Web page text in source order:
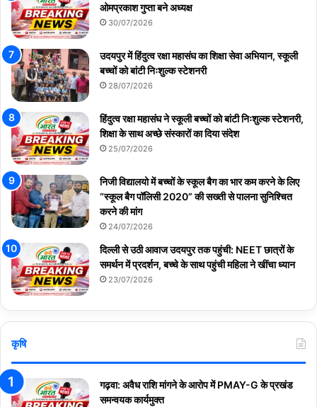
ओमप्रकाश गुप्ता बने अध्यक्ष
30/07/2026
उदयपुर में हिंदुत्व रक्षा महासंघ का शिक्षा सेवा अभियान, स्कूली
बच्चों को बांटी निःशुल्क स्टेशनरी
28/07/2026
हिंदुत्व रक्षा महासंघ ने स्कूली बच्चों को बांटी निःशुल्क स्टेशनरी,
शिक्षा के साथ अच्छे संस्कारों का दिया संदेश
25/07/2026
निजी विद्यालयो में बच्चों के स्कूल बैग का भार कम करने के लिए
“स्कूल बैग पॉलिसी 2020” की सख्ती से पालना सुनिश्चित
करने की मांग
24/07/2026
दिल्ली से उठी आवाज उदयपुर तक पहुंची: NEET छात्रों के
समर्थन में प्रदर्शन, बच्चे के साथ पहुंची महिला ने खींचा ध्यान
23/07/2026
कृषि
गढ़वा: अवैध राशि मांगने के आरोप में PMAY-G के प्रखंड
समन्वयक कार्यमुक्त